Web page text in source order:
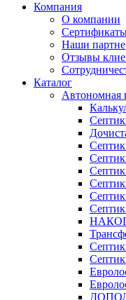
Компания
О компании
Наши
Отзывы
Каталог
Автономная